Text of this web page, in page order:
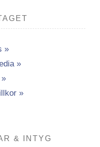
»
»
»
& INTYG